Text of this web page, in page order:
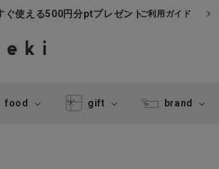
ぐ使える500円分ptプレゼントご利用ガイド
food gift brand